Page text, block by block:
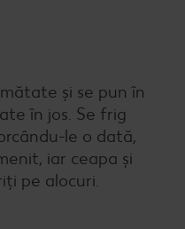
și se pun în
în jos. Se frig
le o dată,
iar ceapa și
pe alocuri.